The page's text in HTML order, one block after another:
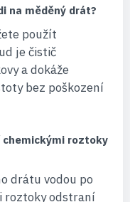
na měděný drát?
použít
je čistič
a dokáže
bez poškození
chemickými roztoky
drátu vodou po
roztoky odstraní